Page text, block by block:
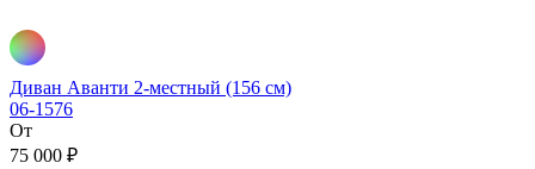
Диван Аванти 2-местный (156 см)
06-1576
От
75 000 ₽